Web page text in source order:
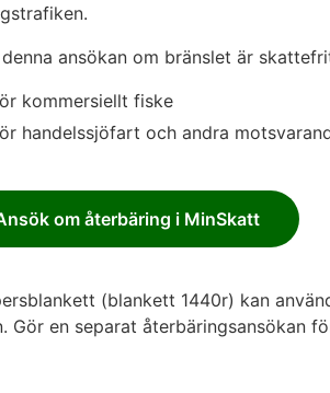
denna ansökan om bränslet är
kommersiellt fiske
handelssjöfart och andra
om återbäring i MinSkatt
(blankett 1440r) kan
Gör en separat återbäringsansökan